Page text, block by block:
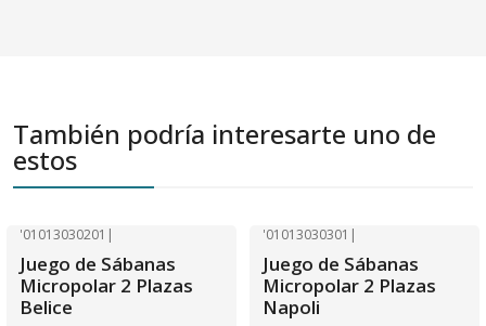
También podría interesarte uno de
estos
'01013030201 |
Juego de Sábanas
Micropolar 2 Plazas
Belice
'01013030301 |
Juego de Sábanas
Micropolar 2 Plazas
Napoli